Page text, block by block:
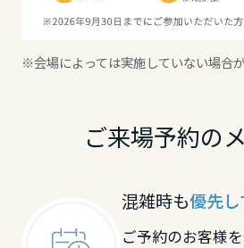
※会場によっては実施していない場合が
ご来場予約の
混雑時も優先
ご予約のお客様
愛知県
近畿エリア